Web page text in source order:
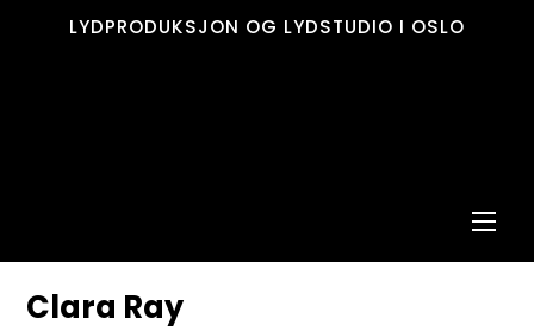
LYDPRODUKSJON OG LYDSTUDIO I OSLO
Clara Ray